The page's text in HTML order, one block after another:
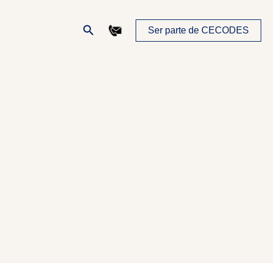
Buscar Ser parte de CECODES